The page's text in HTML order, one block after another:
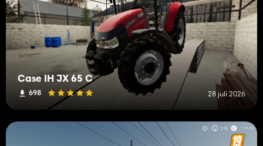
Case IH JX 65 C
698 28 juli 2026